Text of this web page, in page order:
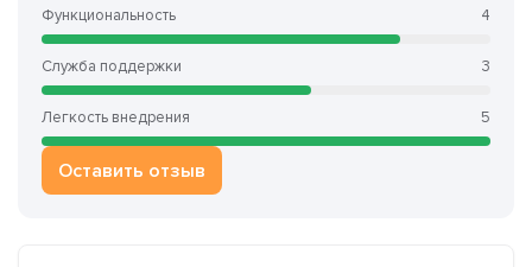
Функциональность 4
Служба поддержки 3
Легкость внедрения 5
Оставить отзыв